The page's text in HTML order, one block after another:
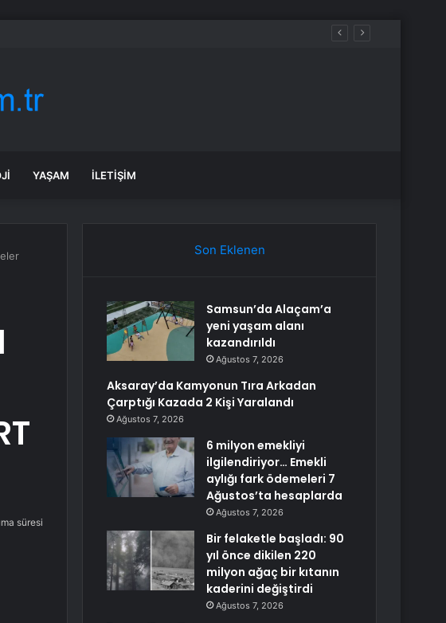
YAŞAM İLETIŞIM
süresi
Son Eklenen
Samsun’da Alaçam’a
yeni yaşam alanı
kazandırıldı
Ağustos 7, 2026
Aksaray’da Kamyonun Tıra Arkadan
Çarptığı Kazada 2 Kişi Yaralandı
Ağustos 7, 2026
6 milyon emekliyi
ilgilendiriyor… Emekli
aylığı fark ödemeleri 7
Ağustos’ta hesaplarda
Ağustos 7, 2026
Bir felaketle başladı: 90
yıl önce dikilen 220
milyon ağaç bir kıtanın
kaderini değiştirdi
Ağustos 7, 2026